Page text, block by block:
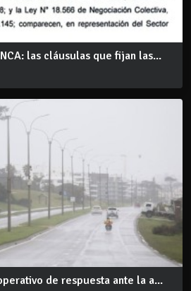
las cláusulas que fijan las...
de respuesta ante la a...